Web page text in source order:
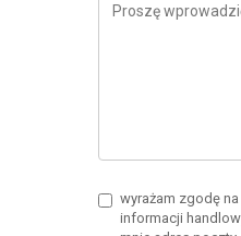
wyrażam zgodę
informacji